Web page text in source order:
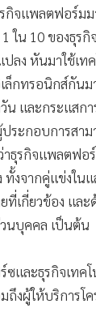
จแพลตฟอร์มม
น 10 ของธุรกิ
ลง หันมาใช้เท
ล็กทรอนิกส์กัน
น และกระแสก
ะกอบการสาม
ธุรกิจแพลตฟอ
งจากคู่แข่งในแ
ที่เกี่ยวข้อง แล
นบุคคล เป็นต้น
ซและธุรกิจเทคโ
งผู้ให้บริการโค